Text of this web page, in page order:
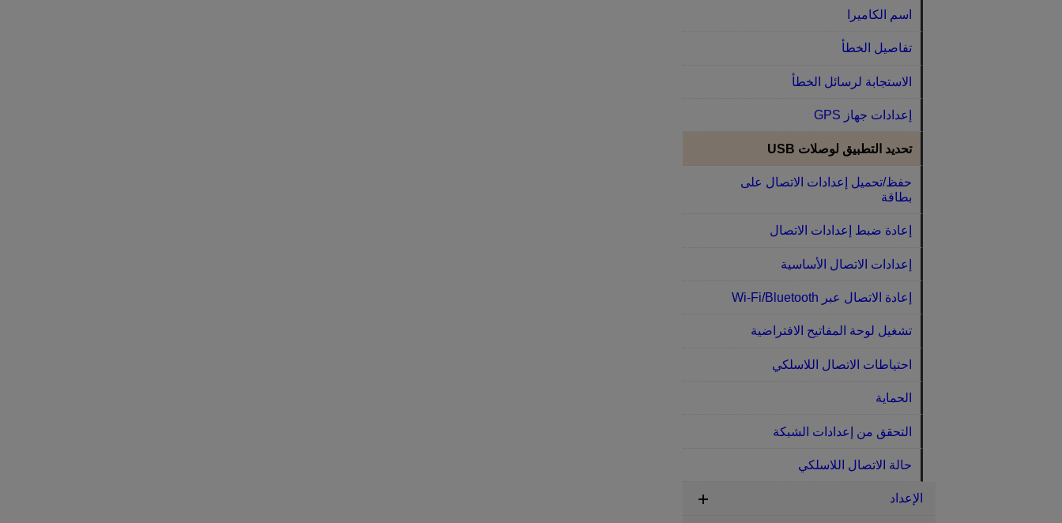
اسم الكاميرا
تفاصيل الخطأ
الاستجابة لرسائل الخطأ
إعدادات جهاز GPS‏
تحديد التطبيق لوصلات USB‏
حفظ/تحميل إعدادات الاتصال على
بطاقة
إعادة ضبط إعدادات الاتصال
إعدادات الاتصال الأساسية
إعادة الاتصال عبر Wi-Fi/Bluetooth‏
تشغيل لوحة المفاتيح الافتراضية
احتياطات الاتصال اللاسلكي
الحماية
التحقق من إعدادات الشبكة
حالة الاتصال اللاسلكي
الإعداد